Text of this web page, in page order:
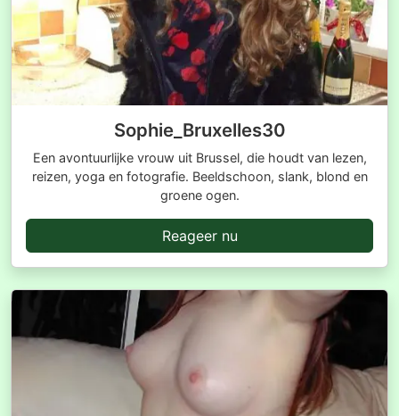
Sophie_Bruxelles30
Een avontuurlijke vrouw uit Brussel, die houdt van lezen,
reizen, yoga en fotografie. Beeldschoon, slank, blond en
groene ogen.
Reageer nu